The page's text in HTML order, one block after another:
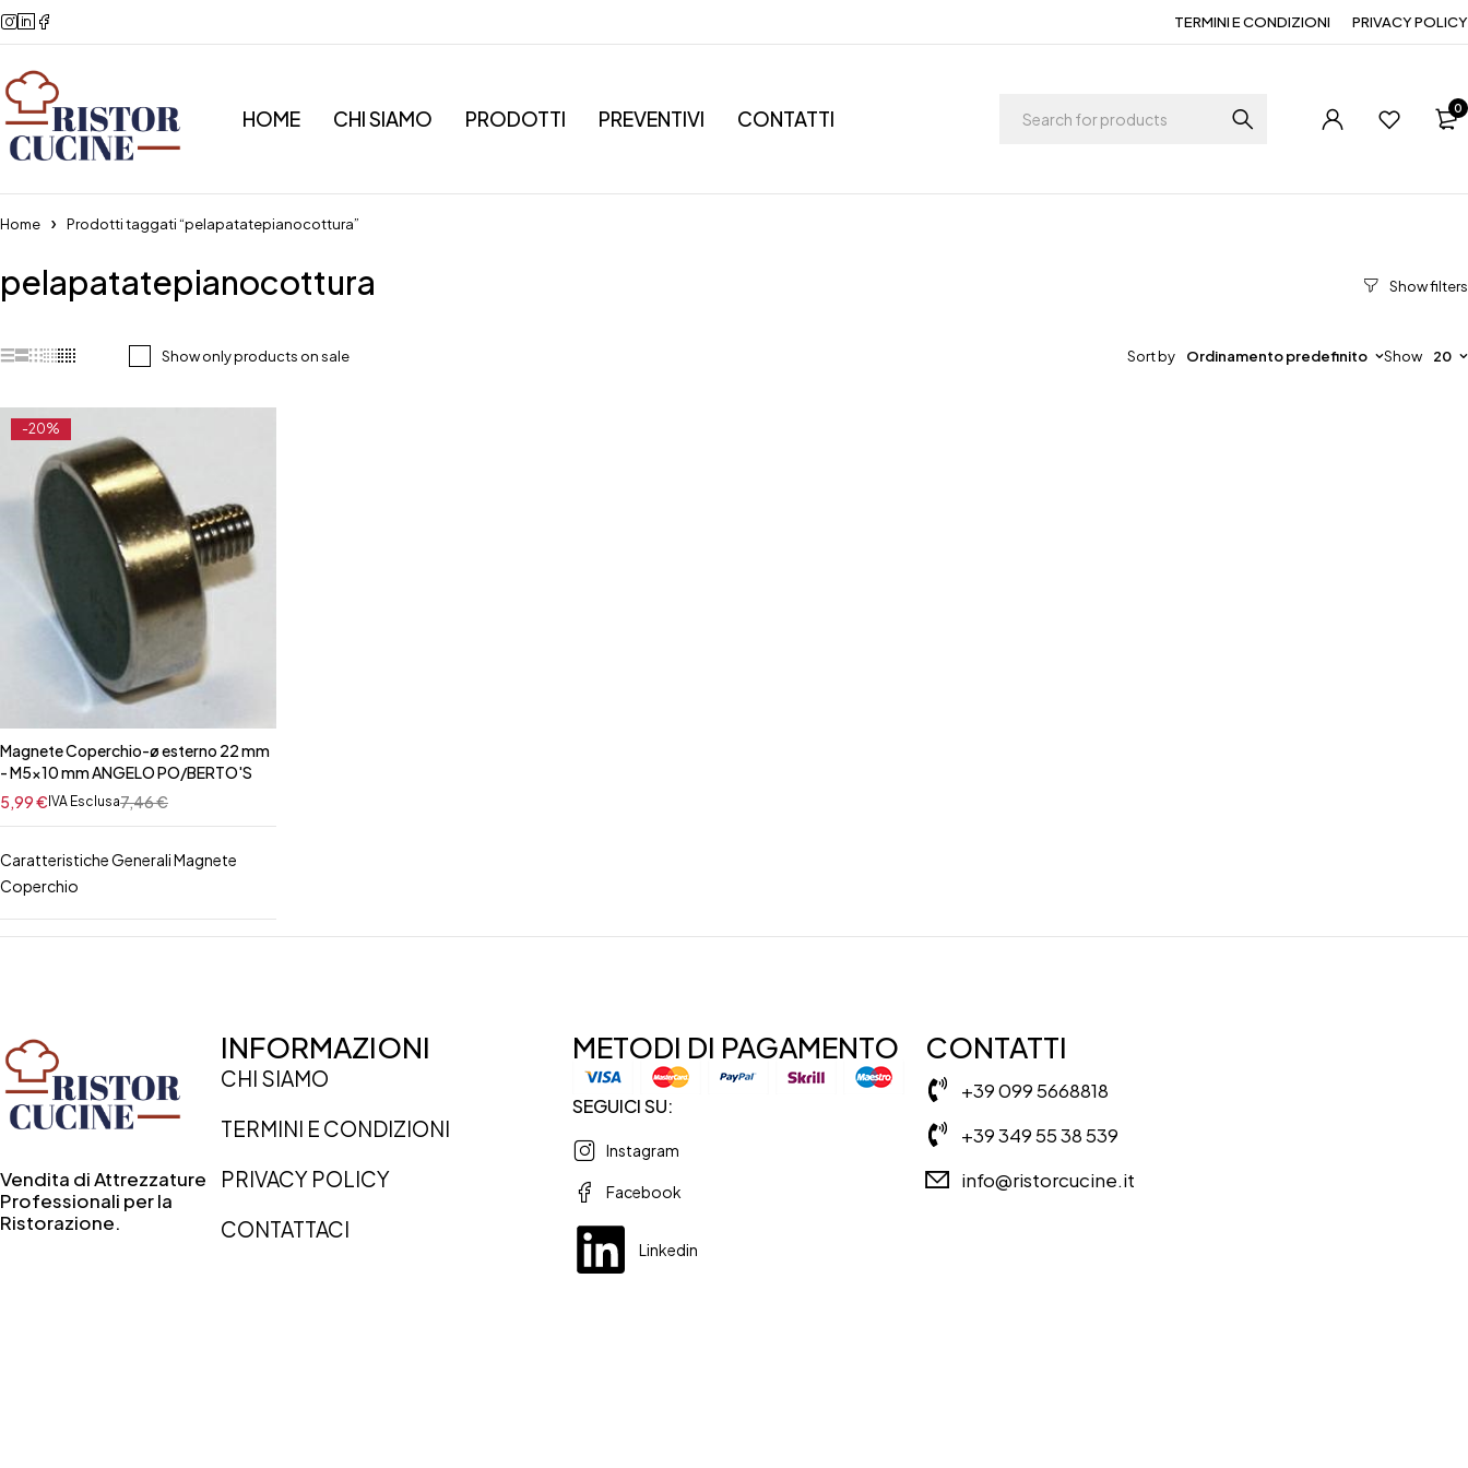
TERMINI E CONDIZIONI PRIVACY POLICY
HOME CHI SIAMO PRODOTTI PREVENTIVI CONTATTI 0
Home Prodotti taggati “pelapatatepianocottura”
pelapatatepianocottura
Show only products on sale Sort by Ordinamento predefinito Show 20
-20%
Magnete Coperchio-ø esterno 22 mm
- M5x10 mm ANGELO PO/BERTO'S
7,46€
5,99€ IVA Esclusa
Caratteristiche Generali Magnete
Coperchio
Vendita di Attrezzature
Professionali per la
Ristorazione.
INFORMAZIONI
CHI SIAMO
TERMINI E CONDIZIONI
PRIVACY POLICY
CONTATTACI
METODI DI PAGAMENTO
SEGUICI SU:
Instagram
Facebook
Linkedin
CONTATTI
+39 099 5668818
+39 349 55 38 539
info@ristorcucine.it